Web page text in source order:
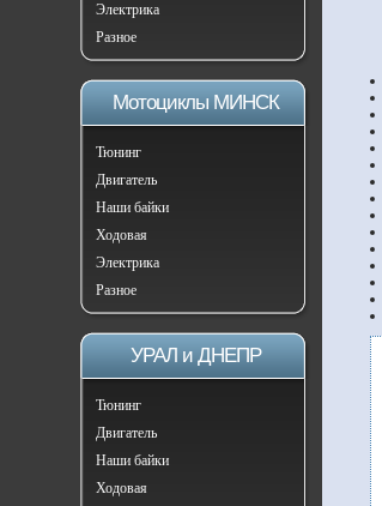
Электрика
Разное
Мотоциклы МИНСК
Тюнинг
Двигатель
Наши байки
Ходовая
Электрика
Разное
УРАЛ и ДНЕПР
Тюнинг
Двигатель
Наши байки
Ходовая